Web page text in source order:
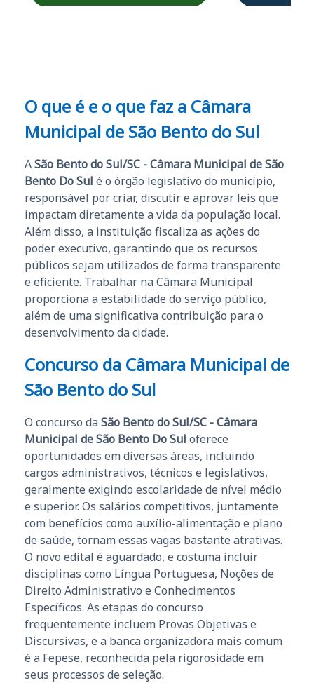
O que é e o que faz a Câmara
Municipal de São Bento do Sul
ASão Bento do Sul/SC - Câmara Municipal de São
Bento Do Sul é o órgão legislativo do município,
responsável por criar, discutir e aprovar leis que
impactam diretamente a vida da população local.
Além disso, a instituição fiscaliza as ações do
poder executivo, garantindo que os recursos
públicos sejam utilizados de forma transparente
e eficiente. Trabalhar na Câmara Municipal
proporciona a estabilidade do serviço público,
além de uma significativa contribuição para o
desenvolvimento da cidade.
Concurso da Câmara Municipal de
São Bento do Sul
O concurso da São Bento do Sul/SC - Câmara
Municipal de São Bento Do Sul oferece
oportunidades em diversas áreas, incluindo
cargos administrativos, técnicos e legislativos,
geralmente exigindo escolaridade de nível médio
e superior. Os salários competitivos, juntamente
com benefícios como auxílio-alimentação e plano
de saúde, tornam essas vagas bastante atrativas.
O novo edital é aguardado, e costuma incluir
disciplinas como Língua Portuguesa, Noções de
Direito Administrativo e Conhecimentos
Específicos. As etapas do concurso
frequentemente incluem Provas Objetivas e
Discursivas, e a banca organizadora mais comum
é a Fepese, reconhecida pela rigorosidade em
seus processos de seleção.